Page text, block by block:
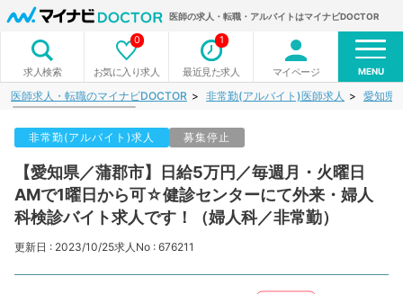
医師の求人・転職・アルバイトはマイナビDOCTOR
求人検索 お気に入り求人
0
最近見た求人
1
マイページ MENU
医師求人・転職のマイナビDOCTOR 非常勤(アルバイト)医師求人 愛知県
非常勤(アルバイト)求人 募集停止
【愛知県／蒲郡市】日給5万円／毎週月・火曜日
AMで1曜日から可☆健診センターにて外来・婦人
科検診バイト求人です！（婦人科／非常勤）
更新日 : 2023/10/25求人No : 676211